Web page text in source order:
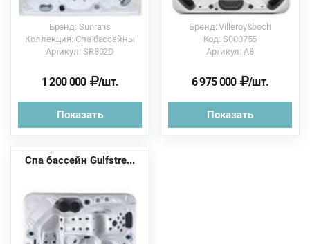
Бренд: Sunrans
Коллекция: Спа бассейны
Артикул: SR802D
1 200 000 /шт.
Показать
Бренд: Villeroy&boch
Код: S000755
Артикул: A8
6 975 000 /шт.
Показать
Спа бассейн Gulfstre...